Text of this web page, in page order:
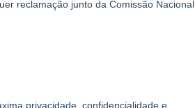
reclamação junto da Comissão Nacional
privacidade, confidencialidade e